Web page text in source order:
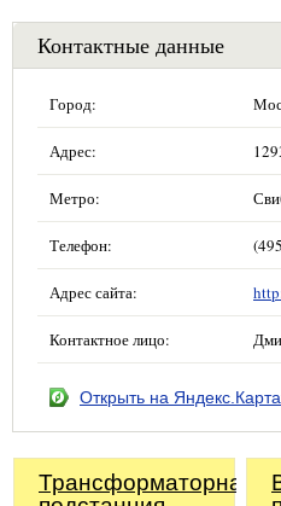
Контактные данные
Город:
Адрес:
Метро:
Телефон:
Адрес сайта:
Контактное лицо:
Открыть на
Трансформаторная